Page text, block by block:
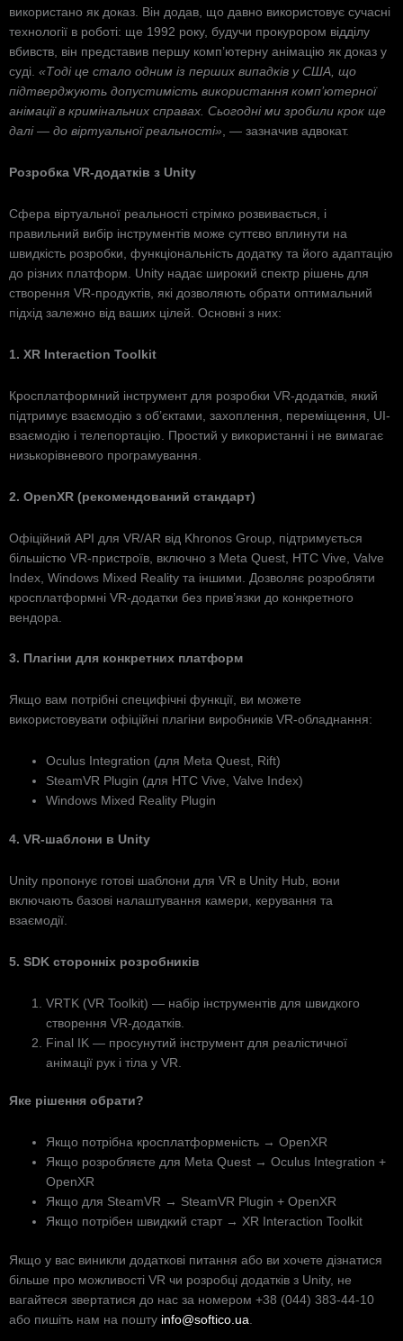
використано як доказ. Він додав, що давно використовує сучасні
технології в роботі: ще 1992 року, будучи прокурором відділу
вбивств, він представив першу комп’ютерну анімацію як доказ у
суді. «Тоді це стало одним із перших випадків у США, що
підтверджують допустимість використання комп’ютерної
анімації в кримінальних справах. Сьогодні ми зробили крок ще
далі — до віртуальної реальності» , — зазначив адвокат.
Розробка VR-додатків з Unity
Сфера віртуальної реальності стрімко розвивається, і
правильний вибір інструментів може суттєво вплинути на
швидкість розробки, функціональність додатку та його адаптацію
до різних платформ. Unity надає широкий спектр рішень для
створення VR-продуктів, які дозволяють обрати оптимальний
підхід залежно від ваших цілей. Основні з них:
1. XR Interaction Toolkit
Кросплатформний інструмент для розробки VR-додатків, який
підтримує взаємодію з об’єктами, захоплення, переміщення, UI-
взаємодію і телепортацію. Простий у використанні і не вимагає
низькорівневого програмування.
2. OpenXR (рекомендований стандарт)
Офіційний API для VR/AR від Khronos Group, підтримується
більшістю VR-пристроїв, включно з Meta Quest, HTC Vive, Valve
Index, Windows Mixed Reality та іншими. Дозволяє розробляти
кросплатформні VR-додатки без прив’язки до конкретного
вендора.
3. Плагіни для конкретних платформ
Якщо вам потрібні специфічні функції, ви можете
використовувати офіційні плагіни виробників VR-обладнання:
Oculus Integration (для Meta Quest, Rift)
SteamVR Plugin (для HTC Vive, Valve Index)
Windows Mixed Reality Plugin
4. VR-шаблони в Unity
Unity пропонує готові шаблони для VR в Unity Hub, вони
включають базові налаштування камери, керування та
взаємодії.
5. SDK сторонніх розробників
VRTK (VR Toolkit) — набір інструментів для швидкого
створення VR-додатків.
Final IK — просунутий інструмент для реалістичної
анімації рук і тіла у VR.
Яке рішення обрати?
Якщо потрібна кросплатформеність → OpenXR
Якщо розробляєте для Meta Quest → Oculus Integration +
OpenXR
Якщо для SteamVR → SteamVR Plugin + OpenXR
Якщо потрібен швидкий старт → XR Interaction Toolkit
Якщо у вас виникли додаткові питання або ви хочете дізнатися
більше про можливості VR чи розробці додатків з Unity, не
вагайтеся звертатися до нас за номером +38 (044) 383-44-10
або пишіть нам на пошту info@softico.ua